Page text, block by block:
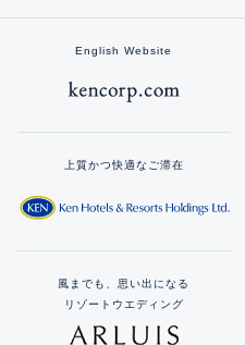
English Website
上質かつ快適なご滞在
風までも、思い出になる
リゾートウエディング